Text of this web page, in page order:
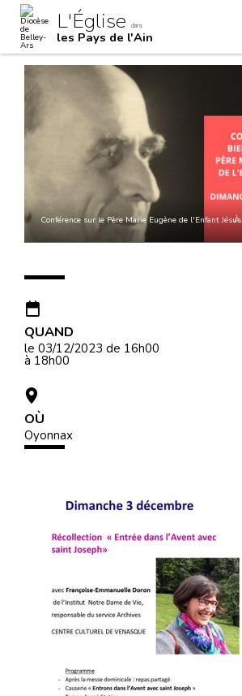
contenu.
Outils
personnels
L'Église dans
les Pays de l'Ain
Conférence sur le Père Marie Eugène de l'Enfant Jésus
QUAND
le 03/12/2023 de 16h00
à 18h00
OÙ
Oyonnax